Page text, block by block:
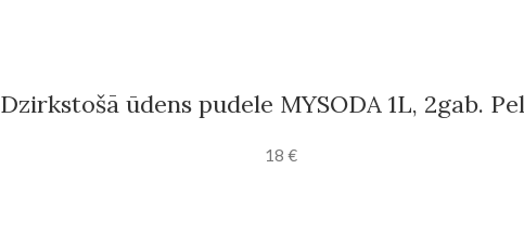
Dzirkstošā ūdens pudele MYSODA 1L, 2gab.
18 €